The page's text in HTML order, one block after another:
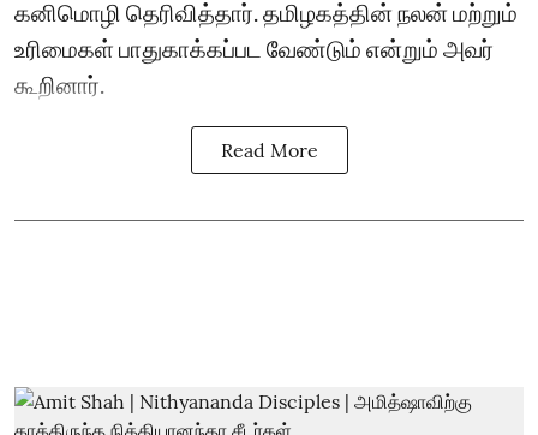
கனிமொழி தெரிவித்தார். தமிழகத்தின் நலன் மற்றும்
உரிமைகள் பாதுகாக்கப்பட வேண்டும் என்றும் அவர்
கூறினார்.
Read More